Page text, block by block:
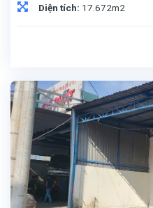
Diện tích: 17.672m2